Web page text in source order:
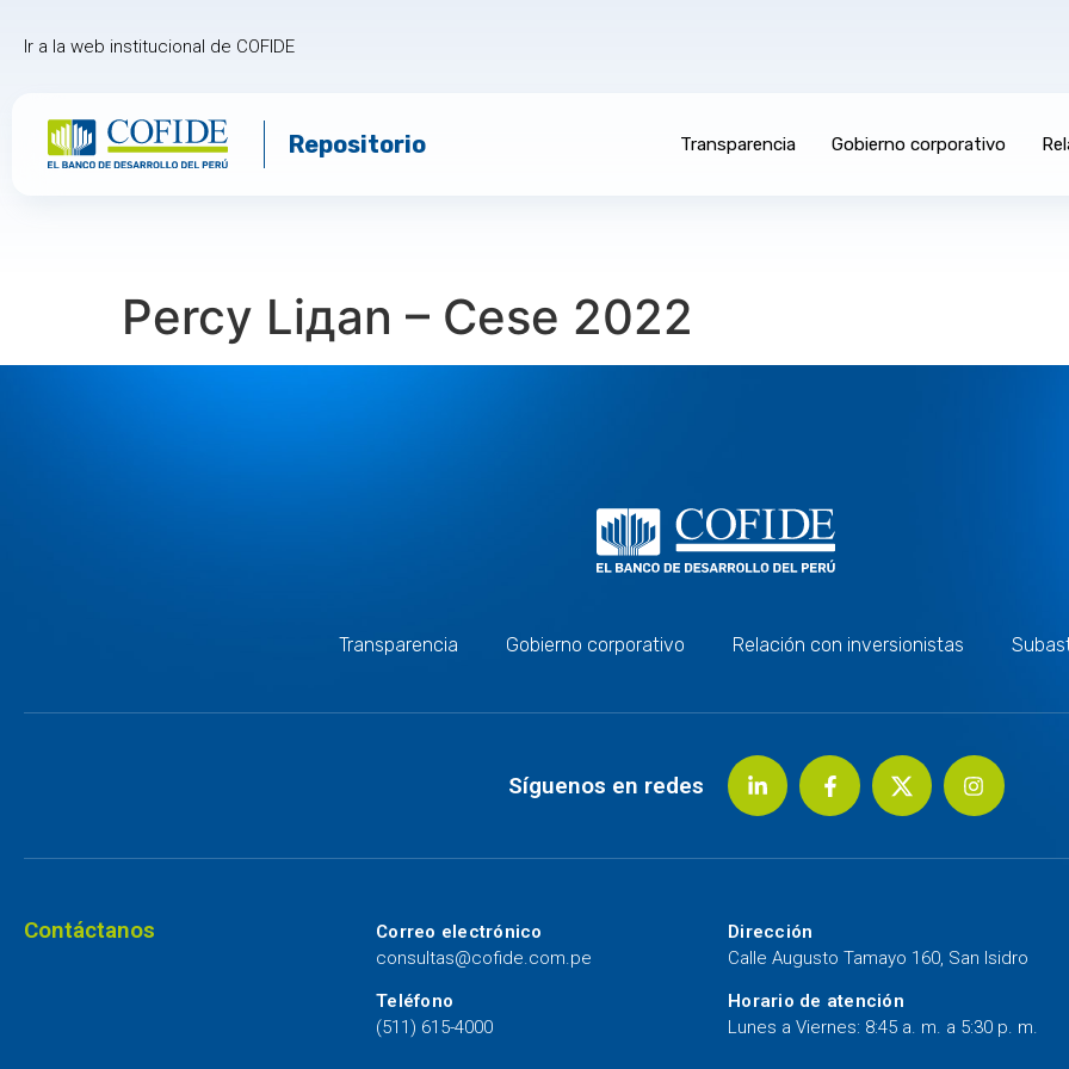
Ir a la web institucional de COFIDE
Repositorio Transparencia Gobierno corporativo
Percy Liдan – Cese 2022
Transparencia Gobierno corporativo Relación con inversionistas
Síguenos en redes
Contáctanos
Correo electrónico
consultas@cofide.com.pe
Teléfono
(511) 615-4000
Dirección
Calle Augusto Tamayo 160, San Isidro
Horario de atención
Lunes a Viernes: 8:45 a. m. a 5:30 p. m.